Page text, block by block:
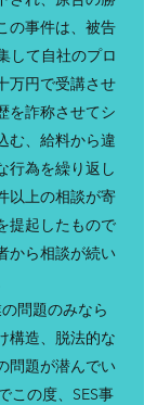
の事件は、被告
して自社のプロ
万円で受講させ
を詐称させてシ
む、給料から違
行為を繰り返し
以上の相談が寄
提起したもので
から相談が続い
問題のみなら
構造、脱法的な
問題が潜んでい
この度、SES事